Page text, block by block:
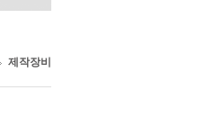
제작장비